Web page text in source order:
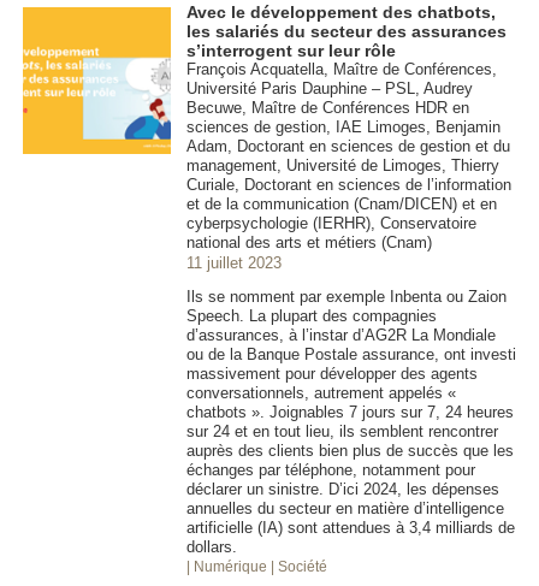
Avec le développement des chatbots,
les salariés du secteur des assurances
s’interrogent sur leur rôle
François Acquatella, Maître de Conférences,
Université Paris Dauphine – PSL, Audrey
Becuwe, Maître de Conférences HDR en
sciences de gestion, IAE Limoges, Benjamin
Adam, Doctorant en sciences de gestion et du
management, Université de Limoges, Thierry
Curiale, Doctorant en sciences de l’information
et de la communication (Cnam/DICEN) et en
cyberpsychologie (IERHR), Conservatoire
national des arts et métiers (Cnam)
11 juillet 2023
Ils se nomment par exemple Inbenta ou Zaion
Speech. La plupart des compagnies
d’assurances, à l’instar d’AG2R La Mondiale
ou de la Banque Postale assurance, ont investi
massivement pour développer des agents
conversationnels, autrement appelés «
chatbots ». Joignables 7 jours sur 7, 24 heures
sur 24 et en tout lieu, ils semblent rencontrer
auprès des clients bien plus de succès que les
échanges par téléphone, notamment pour
déclarer un sinistre. D’ici 2024, les dépenses
annuelles du secteur en matière d’intelligence
artificielle (IA) sont attendues à 3,4 milliards de
dollars.
| Numérique | Société